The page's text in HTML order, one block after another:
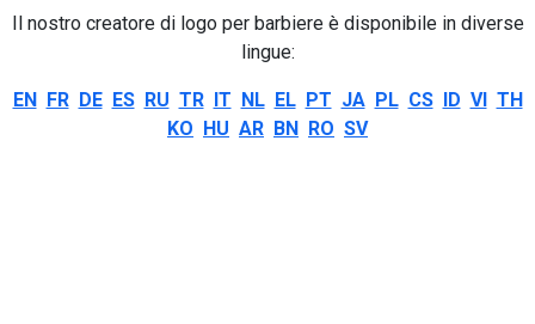
Il nostro creatore di logo per barbiere è disponibile in diverse
lingue:
EN FR DE ES RU TR IT NL EL PT JA PL CS ID VI TH
KO HU AR BN RO SV